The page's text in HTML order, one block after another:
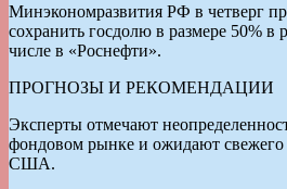
Минэкономразвития РФ в четверг
сохранить госдолю в размере 50% в
числе в «Роснефти».
ПРОГНОЗЫ И РЕКОМЕНДАЦИИ
Эксперты отмечают
фондовом рынке и ожидают свежего
США.